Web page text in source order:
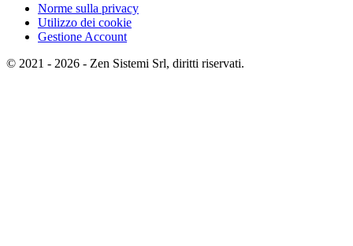
Norme sulla privacy
Utilizzo dei cookie
Gestione Account
© 2021 - 2026 - Zen Sistemi Srl, diritti riservati.